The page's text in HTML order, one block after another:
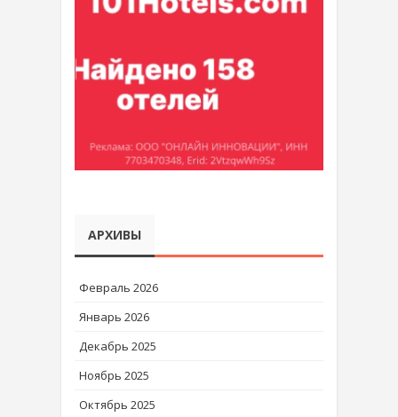
АРХИВЫ
Февраль 2026
Январь 2026
Декабрь 2025
Ноябрь 2025
Октябрь 2025